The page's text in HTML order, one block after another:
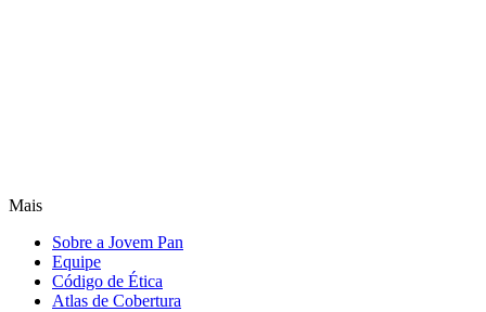
Mais
Sobre a Jovem Pan
Equipe
Código de Ética
Atlas de Cobertura